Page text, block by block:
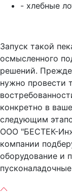
- хлебные
Запуск такой
осмысленного
решений.
нужно провести
конкретно в
следующим
ООО "БЕСТЕК-
компании
оборудование и